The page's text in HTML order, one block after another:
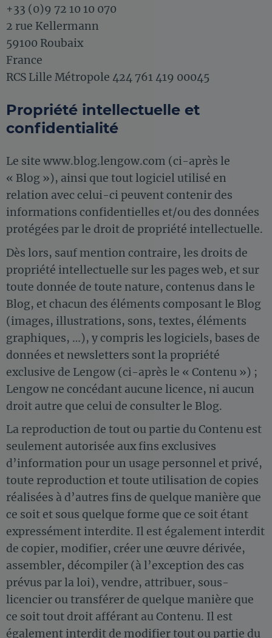
+33 (0)9 72 10 10 070
2 rue Kellermann
59100 Roubaix
France
RCS Lille Métropole 424 761 419 00045
Propriété intellectuelle et
confidentialité
Le site www.blog.lengow.com (ci-après le
« Blog »), ainsi que tout logiciel utilisé en
relation avec celui-ci peuvent contenir des
informations confidentielles et/ou des données
protégées par le droit de propriété intellectuelle.
Dès lors, sauf mention contraire, les droits de
propriété intellectuelle sur les pages web, et sur
toute donnée de toute nature, contenus dans le
Blog, et chacun des éléments composant le Blog
(images, illustrations, sons, textes, éléments
graphiques, …), y compris les logiciels, bases de
données et newsletters sont la propriété
exclusive de Lengow (ci-après le « Contenu ») ;
Lengow ne concédant aucune licence, ni aucun
droit autre que celui de consulter le Blog.
La reproduction de tout ou partie du Contenu est
seulement autorisée aux fins exclusives
d’information pour un usage personnel et privé,
toute reproduction et toute utilisation de copies
réalisées à d’autres fins de quelque manière que
ce soit et sous quelque forme que ce soit étant
expressément interdite. Il est également interdit
de copier, modifier, créer une œuvre dérivée,
assembler, décompiler (à l’exception des cas
prévus par la loi), vendre, attribuer, sous-
licencier ou transférer de quelque manière que
ce soit tout droit afférant au Contenu. Il est
également interdit de modifier tout ou partie du